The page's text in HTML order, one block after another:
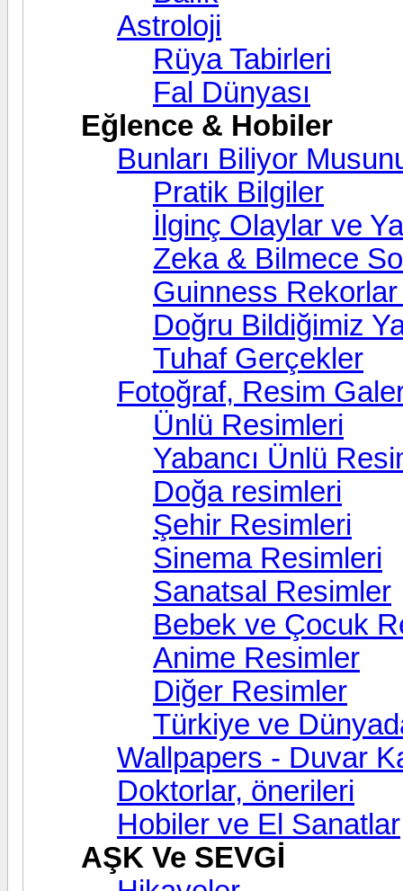
Astroloji
Rüya Tabirleri
Fal Dünyası
Eğlence & Hobiler
Bunları Biliyor
Pratik Bilgiler
İlginç Olaylar ve
Zeka & Bilmece
Guinness Rekorlar
Doğru Bildiğimiz
Tuhaf Gerçekler
Fotoğraf, Resim
Ünlü Resimleri
Yabancı Ünlü
Doğa resimleri
Şehir Resimleri
Sinema Resimleri
Sanatsal Resimler
Bebek ve Çocuk
Anime Resimler
Diğer Resimler
Türkiye ve
Wallpapers - Duvar
Doktorlar, önerileri
Hobiler ve El Sanatlar
AŞK Ve SEVGİ